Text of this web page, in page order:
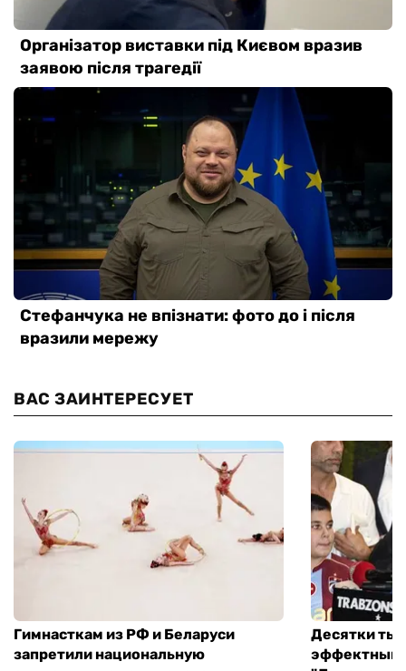
ВАС ЗАИНТЕРЕСУЕТ
Гимнасткам из РФ и Беларуси
запретили национальную
Десятки
эффектный